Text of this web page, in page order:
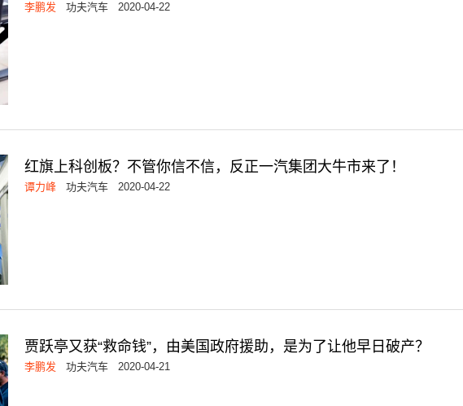
李鹏发 功夫汽车 2020-04-22
红旗上科创板？不管你信不信，反正一汽集团大牛市来了！
谭力峰 功夫汽车 2020-04-22
贾跃亭又获“救命钱”，由美国政府援助，是为了让他早日破产？
李鹏发 功夫汽车 2020-04-21